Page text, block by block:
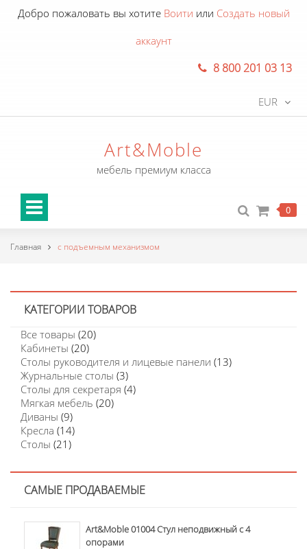
Добро пожаловать вы хотите Воити или Создать новый
аккаунт
8 800 201 03 13
EUR
Art&Moble
мебель премиум класса
0
Главная с подъемным механизмом
КАТЕГОРИИ ТОВАРОВ
Все товары (20)
Кабинеты (20)
Столы руководителя и лицевые панели (13)
Журнальные столы (3)
Столы для секретаря (4)
Мягкая мебель (20)
Диваны (9)
Кресла (14)
Столы (21)
САМЫЕ ПРОДАВАЕМЫЕ
Art&Moble 01004 Стул неподвижный с 4
опорами